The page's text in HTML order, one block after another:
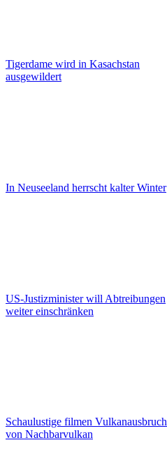
Tigerdame wird in Kasachstan
ausgewildert
In Neuseeland herrscht kalter Winter
US-Justizminister will Abtreibungen
weiter einschränken
Schaulustige filmen Vulkanausbruch
von Nachbarvulkan